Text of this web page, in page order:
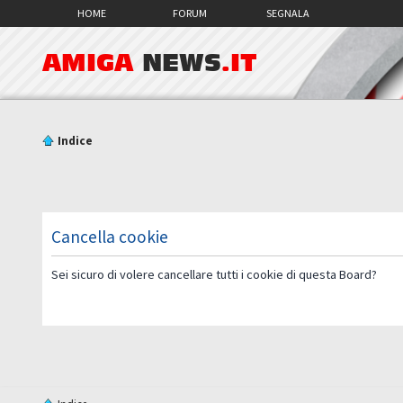
HOME FORUM SEGNALA
AMIGA NEWS.IT
Indice
Cancella cookie
Sei sicuro di volere cancellare tutti i cookie di questa Board?